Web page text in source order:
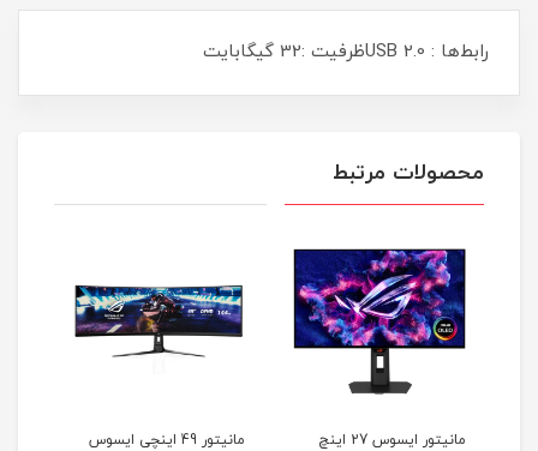
رابط‌ها : USB 2.0ظرفیت :32 گیگابایت
محصولات مرتبط
مانیتور ایسوس 27 اینچ
مانیتور 49 اینچی ایسوس